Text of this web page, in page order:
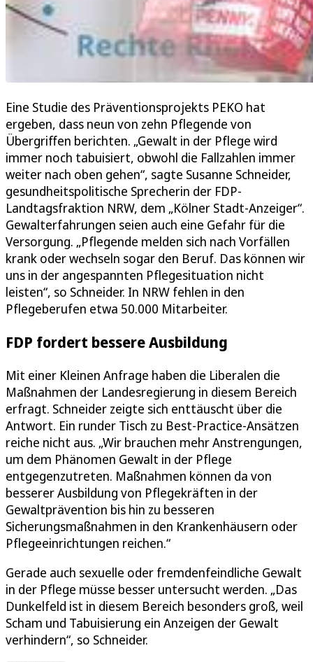
Eine Studie des Präventionsprojekts PEKO hat
ergeben, dass neun von zehn Pflegende von
Übergriffen berichten. „Gewalt in der Pflege wird
immer noch tabuisiert, obwohl die Fallzahlen immer
weiter nach oben gehen“, sagte Susanne Schneider,
gesundheitspolitische Sprecherin der FDP-
Landtagsfraktion NRW, dem „Kölner Stadt-Anzeiger“.
Gewalterfahrungen seien auch eine Gefahr für die
Versorgung. „Pflegende melden sich nach Vorfällen
krank oder wechseln sogar den Beruf. Das können wir
uns in der angespannten Pflegesituation nicht
leisten“, so Schneider. In NRW fehlen in den
Pflegeberufen etwa 50.000 Mitarbeiter.
FDP fordert bessere Ausbildung
Mit einer Kleinen Anfrage haben die Liberalen die
Maßnahmen der Landesregierung in diesem Bereich
erfragt. Schneider zeigte sich enttäuscht über die
Antwort. Ein runder Tisch zu Best-Practice-Ansätzen
reiche nicht aus. „Wir brauchen mehr Anstrengungen,
um dem Phänomen Gewalt in der Pflege
entgegenzutreten. Maßnahmen können da von
besserer Ausbildung von Pflegekräften in der
Gewaltprävention bis hin zu besseren
Sicherungsmaßnahmen in den Krankenhäusern oder
Pflegeeinrichtungen reichen.“
Gerade auch sexuelle oder fremdenfeindliche Gewalt
in der Pflege müsse besser untersucht werden. „Das
Dunkelfeld ist in diesem Bereich besonders groß, weil
Scham und Tabuisierung ein Anzeigen der Gewalt
verhindern“, so Schneider.